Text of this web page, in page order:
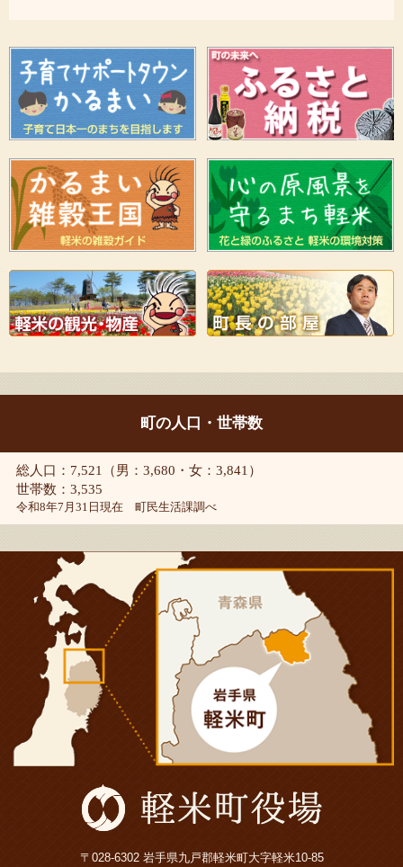
町の人口・世帯数
総人口：7,521（男：3,680・女：3,841）
世帯数：3,535
令和8年7月31日現在 町民生活課調べ
〒028-6302 岩手県九戸郡軽米町大字軽米10-85